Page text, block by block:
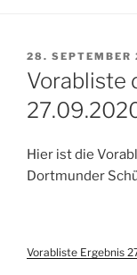
AM
28. SEPTEMBER
Vorabliste
Hier ist die
Dortmunder
Vorabliste Ergebnis